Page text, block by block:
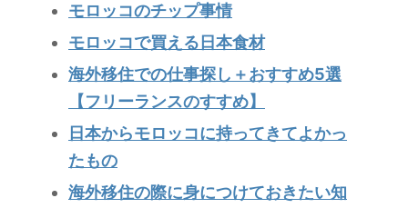
モロッコのチップ事情
モロッコで買える日本食材
海外移住での仕事探し＋おすすめ5選
【フリーランスのすすめ】
日本からモロッコに持ってきてよかっ
たもの
海外移住の際に身につけておきたい知